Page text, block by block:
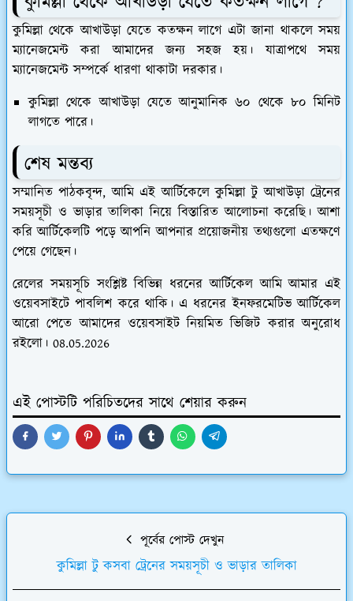
কুমিল্লা থেকে আখাউড়া যেতে কতক্ষন লাগে এটা জানা থাকলে সময়
ম্যানেজমেন্ট করা আমাদের জন্য সহজ হয়। যাত্রাপথে সময়
ম্যানেজমেন্ট সম্পর্কে ধারণা থাকাটা দরকার।
কুমিল্লা থেকে আখাউড়া যেতে আনুমানিক ৬০ থেকে ৮০ মিনিট
লাগতে পারে।
শেষ মন্তব্য
সম্মানিত পাঠকবৃন্দ, আমি এই আর্টিকেলে কুমিল্লা টু আখাউড়া ট্রেনের
সময়সূচী ও ভাড়ার তালিকা নিয়ে বিস্তারিত আলোচনা করেছি। আশা
করি আর্টিকেলটি পড়ে আপনি আপনার প্রয়োজনীয় তথ্যগুলো এতক্ষণে
পেয়ে গেছেন।
রেলের সময়সূচি সংশ্লিষ্ট বিভিন্ন ধরনের আর্টিকেল আমি আমার এই
ওয়েবসাইটে পাবলিশ করে থাকি। এ ধরনের ইনফরমেটিভ আর্টিকেল
আরো পেতে আমাদের ওয়েবসাইট নিয়মিত ভিজিট করার অনুরোধ
রইলো। 08.05.2026
এই পোস্টটি পরিচিতদের সাথে শেয়ার করুন
পূর্বের পোস্ট দেখুন
কুমিল্লা টু কসবা ট্রেনের সময়সূচী ও ভাড়ার তালিকা